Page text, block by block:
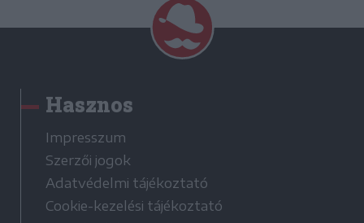
Hasznos
Impresszum
Szerzői jogok
Adatvédelmi tájékoztató
Cookie-kezelési tájékoztató